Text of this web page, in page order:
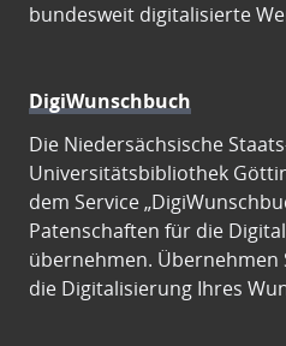
bundesweit digitalisierte
DigiWunschbuch
Die Niedersächsische
Universitätsbibliothek
dem Service
Patenschaften für die
übernehmen. Übernehmen
die Digitalisierung Ihres